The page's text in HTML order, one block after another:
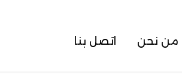
من نحن اتصل بنا